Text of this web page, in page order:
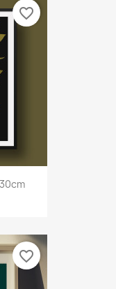
favorite_border
favorite_border